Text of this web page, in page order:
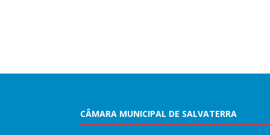
CÂMARA MUNICIPAL DE SALVATERRA